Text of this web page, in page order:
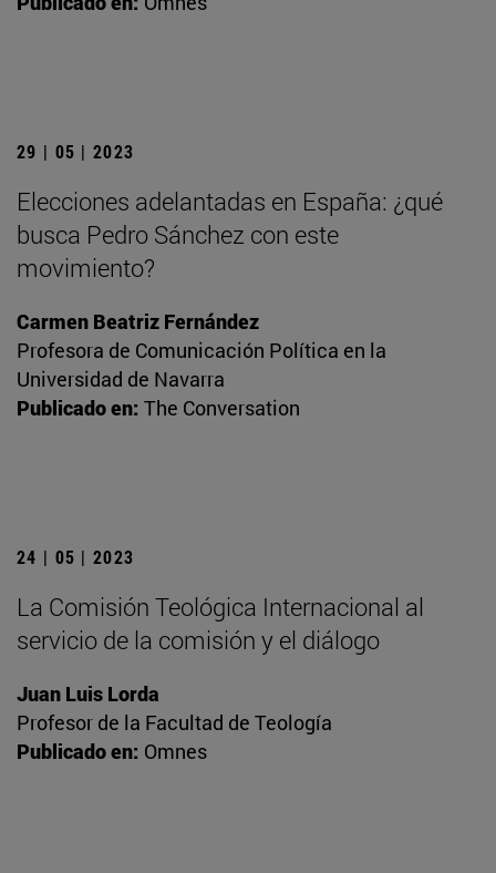
29 | 05 | 2023
Elecciones adelantadas en España: ¿qué
busca Pedro Sánchez con este
movimiento?
Carmen Beatriz Fernández
Profesora de Comunicación Política en la
Universidad de Navarra
Publicado en: The Conversation
24 | 05 | 2023
La Comisión Teológica Internacional al
servicio de la comisión y el diálogo
Juan Luis Lorda
Profesor de la Facultad de Teología
Publicado en: Omnes